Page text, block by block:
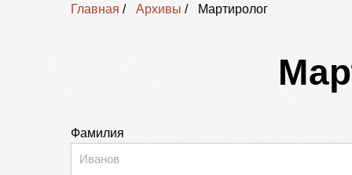
Главная / Архивы / Мартиролог
Фамилия